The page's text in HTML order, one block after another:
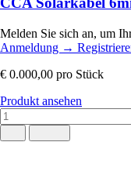
Melden Sie sich an, um
Anmeldung →
€ 0.000,00 pro Stück
Produkt ansehen